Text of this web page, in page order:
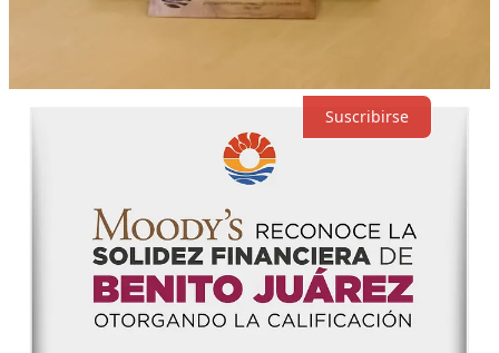
Suscribirse
© 2026 Expediente Quintana Roo·Privacidad
Descargar la app
es el hogar de la gran cultura